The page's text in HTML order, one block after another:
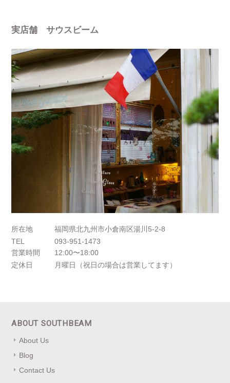
実店舗 サウスビーム
所在地
福岡県北九州市小倉南区湯川5-2-8
TEL
093-951-1473
営業時間
12:00〜18:00
定休日
月曜日（祝日の場合は営業してます）
ABOUT SOUTHBEAM
About Us
Blog
Contact Us